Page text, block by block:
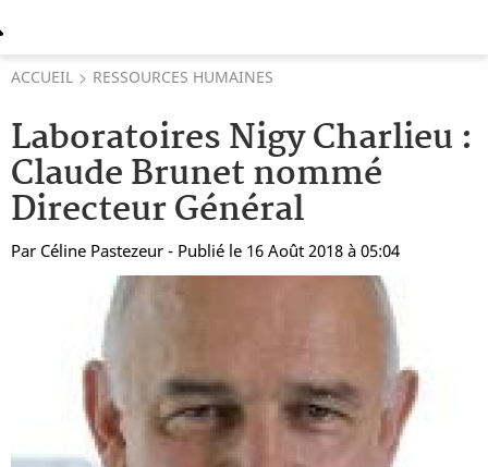
ACCUEIL RESSOURCES HUMAINES
Laboratoires Nigy Charlieu :
Claude Brunet nommé
Directeur Général
Par Céline Pastezeur - Publié le 16 Août 2018 à 05:04